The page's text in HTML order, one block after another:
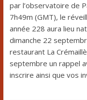
par l’observatoire de
7h49m (GMT), le
année 228 aura lieu
dimanche 22
restaurant La
septembre un rappel
inscrire ainsi que vos